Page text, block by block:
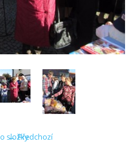
← Předchozí
složky